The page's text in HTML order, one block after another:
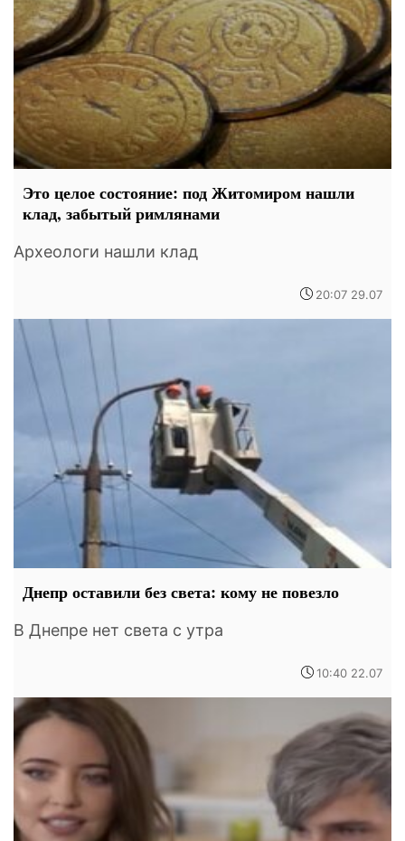
Это целое состояние: под Житомиром нашли
клад, забытый римлянами
Археологи нашли клад
20:07 29.07
Днепр оставили без света: кому не повезло
В Днепре нет света с утра
10:40 22.07